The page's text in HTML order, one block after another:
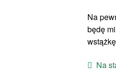
Na
będę
Na